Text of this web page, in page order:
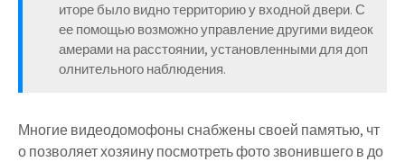
иторе было видно территорию у входной двери. С
ее помощью возможно управление другими видеок
амерами на расстоянии, установленными для доп
олнительного наблюдения.
Многие видеодомофоны снабжены своей памятью, чт
о позволяет хозяину посмотреть фото звонившего в до